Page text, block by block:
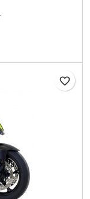
favorite_border